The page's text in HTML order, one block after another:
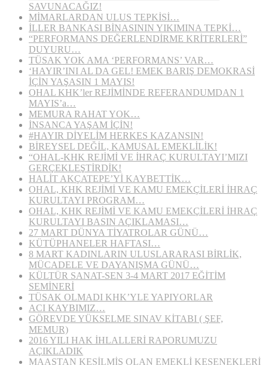
SAVUNACAĞIZ!
MİMARLARDAN ULUS TEPKİSİ…
İLLER BANKASI BİNASININ YIKIMINA TEPKİ…
“PERFORMANS DEĞERLENDİRME KRİTERLERİ”
DUYURU…
TÜSAK YOK AMA ‘PERFORMANS’ VAR…
‘HAYIR’INI AL DA GEL! EMEK BARIŞ DEMOKRASİ
İÇİN YAŞASIN 1 MAYIS!
OHAL KHK’ler REJİMİNDE REFERANDUMDAN 1
MAYIS’a…
MEMURA RAHAT YOK…
İNSANCA YAŞAM İÇİN!
#HAYIR DİYELİM HERKES KAZANSIN!
BİREYSEL DEĞİL, KAMUSAL EMEKLİLİK!
“OHAL-KHK REJİMİ VE İHRAÇ KURULTAYI’MIZI
GERÇEKLEŞTİRDİK!
HALİT AKÇATEPE’Yİ KAYBETTİK…
OHAL, KHK REJİMİ VE KAMU EMEKÇİLERİ İHRAÇ
KURULTAYI PROGRAM…
OHAL, KHK REJİMİ VE KAMU EMEKÇİLERİ İHRAÇ
KURULTAYI BASIN AÇIKLAMASI…
27 MART DÜNYA TİYATROLAR GÜNÜ…
KÜTÜPHANELER HAFTASI…
8 MART KADINLARIN ULUSLARARASI BİRLİK,
MÜCADELE VE DAYANIŞMA GÜNÜ…
KÜLTÜR SANAT-SEN 3-4 MART 2017 EĞİTİM
SEMİNERİ
TÜSAK OLMADI KHK’YLE YAPIYORLAR
ACI KAYBIMIZ…
GÖREVDE YÜKSELME SINAV KİTABI ( ŞEF,
MEMUR)
2016 YILI HAK İHLALLERİ RAPORUMUZU
AÇIKLADIK
MAAŞTAN KESİLMİŞ OLAN EMEKLİ KESENEKLERİ